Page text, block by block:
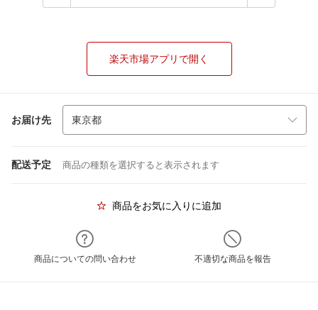
楽天市場アプリで開く
お届け先
配送予定 商品の種類を選択すると表示されます
商品をお気に入りに追加
商品についての問い合わせ 不適切な商品を報告